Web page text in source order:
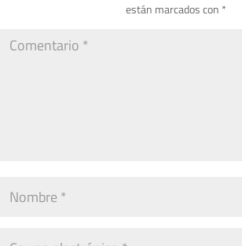
están marcados con *